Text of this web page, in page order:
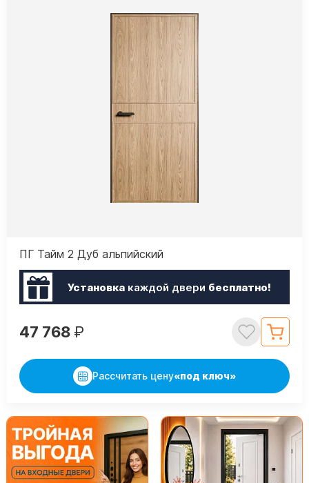
ПГ Тайм 2 Дуб альпийский
Установкакаждой двери бесплатно!
47 768 ₽
Рассчитать цену«под ключ»